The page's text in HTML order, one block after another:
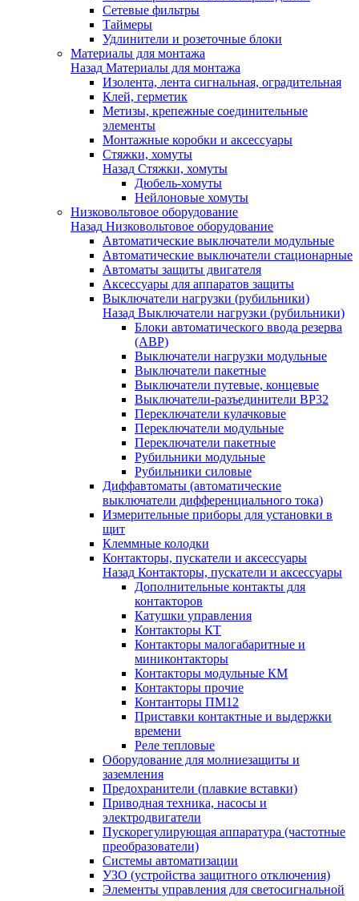
Сетевые фильтры
Таймеры
Удлинители и розеточные блоки
Материалы для монтажа
Назад Материалы для монтажа
Изолента, лента сигнальная, оградительная
Клей, герметик
Метизы, крепежные соединительные
элементы
Монтажные коробки и аксессуары
Стяжки, хомуты
Назад Стяжки, хомуты
Дюбель-хомуты
Нейлоновые хомуты
Низковольтовое оборудование
Назад Низковольтовое оборудование
Автоматические выключатели модульные
Автоматические выключатели стационарные
Автоматы защиты двигателя
Аксессуары для аппаратов защиты
Выключатели нагрузки (рубильники)
Назад Выключатели нагрузки (рубильники)
Блоки автоматического ввода резерва
(АВР)
Выключатели нагрузки модульные
Выключатели пакетные
Выключатели путевые, концевые
Выключатели-разъединители ВР32
Переключатели кулачковые
Переключатели модульные
Переключатели пакетные
Рубильники модульные
Рубильники силовые
Диффавтоматы (автоматические
выключатели дифференциального тока)
Измерительные приборы для установки в
щит
Клеммные колодки
Контакторы, пускатели и аксессуары
Назад Контакторы, пускатели и аксессуары
Дополнительные контакты для
контакторов
Катушки управления
Контакторы КТ
Контакторы малогабаритные и
миниконтакторы
Контакторы модульные КМ
Контакторы прочие
Контанторы ПМ12
Приставки контактные и выдержки
времени
Реле тепловые
Оборудование для молниезащиты и
заземления
Предохранители (плавкие вставки)
Приводная техника, насосы и
электродвигатели
Пускорегулирующая аппаратура (частотные
преобразователи)
Системы автоматизации
УЗО (устройства защитного отключения)
Элементы управления для светосигнальной